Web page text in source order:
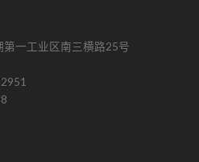
一工业区南三横路25号